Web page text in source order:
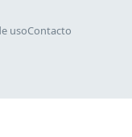
usoContacto